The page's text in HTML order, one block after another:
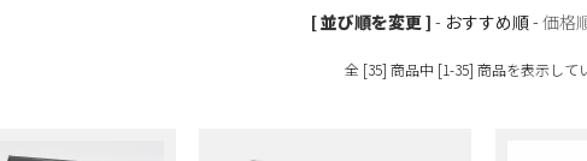
[ 並び順を変更 ] - おすすめ順- 価格
全 [35] 商品中 [1-35] 商品を表示して